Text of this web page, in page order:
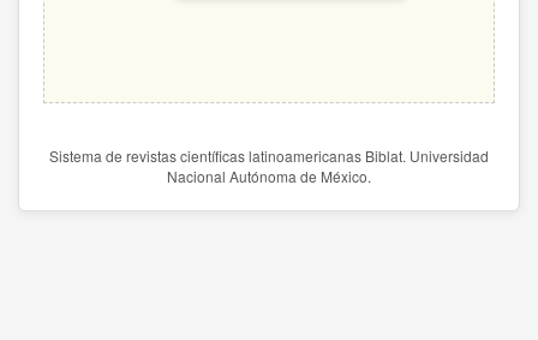
Sistema de revistas científicas latinoamericanas Biblat. Universidad
Nacional Autónoma de México.